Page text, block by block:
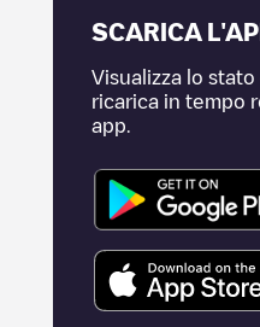
SCARICA
Visualizza lo
ricarica in tempo
app.